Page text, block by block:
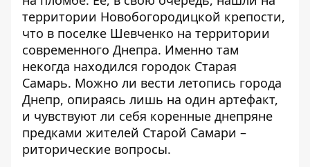
территории Новобогородицкой крепости,
что в поселке Шевченко на территории
современного Днепра. Именно там
некогда находился городок Старая
Самарь. Можно ли вести летопись города
Днепр, опираясь лишь на один артефакт,
и чувствуют ли себя коренные днепряне
предками жителей Старой Самари –
риторические вопросы.